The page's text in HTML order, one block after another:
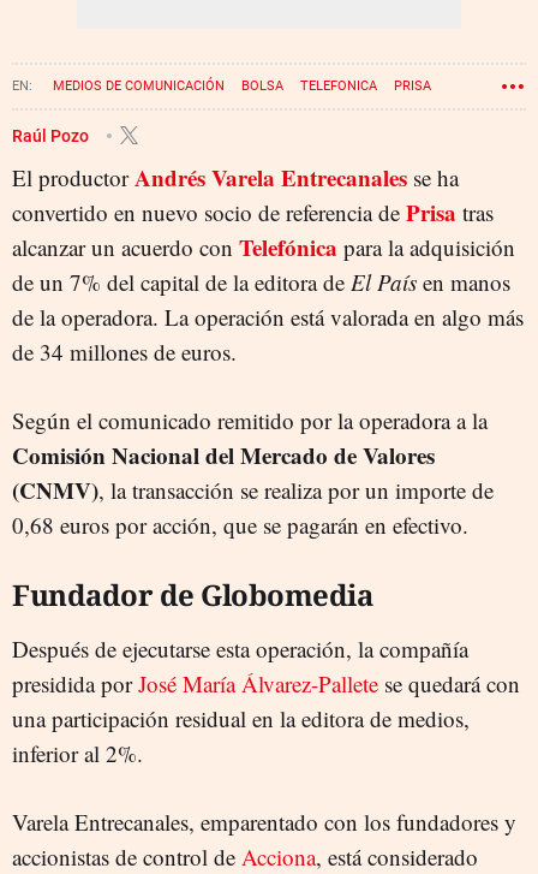
MEDIOS DE COMUNICACIÓN BOLSA TELEFONICA PRISA
Raúl Pozo
El productorAndrés Varela Entrecanales se ha
convertido en nuevo socio de referencia de Prisa tras
alcanzar un acuerdo con Telefónica para la adquisición
de un 7% del capital de la editora de El País en manos
de la operadora. La operación está valorada en algo más
de 34 millones de euros.
Según el comunicado remitido por la operadora a la
Comisión Nacional del Mercado de Valores
(CNMV), la transacción se realiza por un importe de
0,68 euros por acción, que se pagarán en efectivo.
Fundador de Globomedia
Después de ejecutarse esta operación, la compañía
presidida porJosé María Álvarez-Pallete se quedará con
una participación residual en la editora de medios,
inferior al 2%.
Varela Entrecanales, emparentado con los fundadores y
accionistas de control de Acciona, está considerado